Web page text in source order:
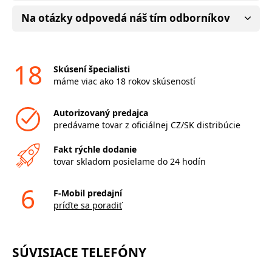
Na otázky odpovedá náš tím odborníkov
18
Skúsení špecialisti
máme viac ako 18 rokov skúseností
Autorizovaný predajca
predávame tovar z oficiálnej CZ/SK distribúcie
Fakt rýchle dodanie
tovar skladom posielame do 24 hodín
6
F-Mobil predajní
príďte sa poradiť
SÚVISIACE TELEFÓNY